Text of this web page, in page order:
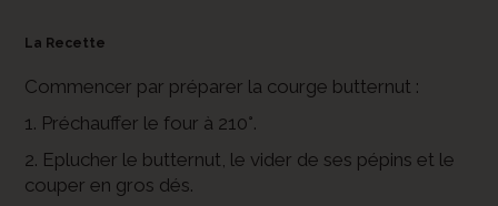
La Recette
Commencer par préparer la courge butternut :
1. Préchauffer le four à 210°.
2. Eplucher le butternut, le vider de ses pépins et le
couper en gros dés.